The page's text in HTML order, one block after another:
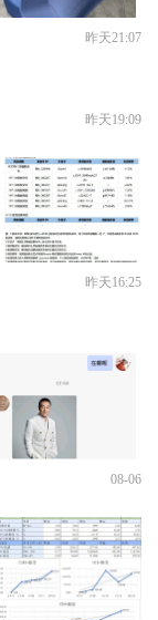
昨天21:07
昨天19:09
昨天16:25
08-06